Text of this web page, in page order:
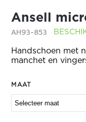
Ansell
AH93-853
Handschoen met
manchet en
MAAT